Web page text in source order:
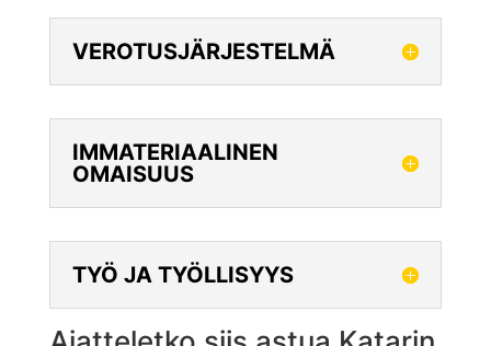
VEROTUSJÄRJESTELMÄ
IMMATERIAALINEN
OMAISUUS
TYÖ JA TYÖLLISYYS